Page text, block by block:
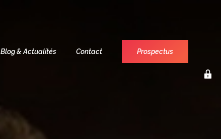
Blog & Actualités Contact Prospectus